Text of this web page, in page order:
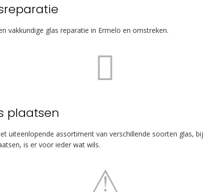
vakkundige glas reparatie in Ermelo en omstreken.
plaatsen
uiteenlopende assortiment van verschillende soorten glas, bij
is er voor ieder wat wils.